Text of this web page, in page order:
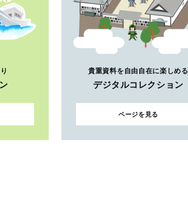
貴重資料を自由自在に楽しめる
デジタルコレクション
ページを見る